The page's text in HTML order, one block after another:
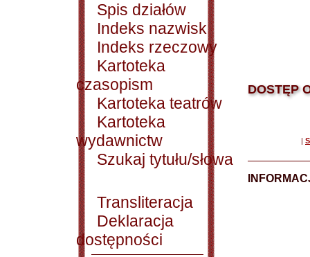
Spis działów
Indeks nazwisk
Indeks rzeczowy
Kartoteka
czasopism
Kartoteka teatrów
Kartoteka
wydawnictw
Szukaj tytułu/słowa
Transliteracja
Deklaracja
dostępności
DOSTĘP
|